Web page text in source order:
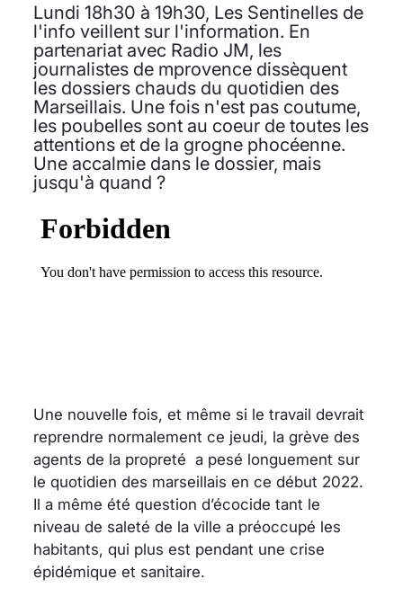
Lundi 18h30 à 19h30, Les Sentinelles de
l'info veillent sur l'information. En
partenariat avec Radio JM, les
journalistes de mprovence dissèquent
les dossiers chauds du quotidien des
Marseillais. Une fois n'est pas coutume,
les poubelles sont au coeur de toutes les
attentions et de la grogne phocéenne.
Une accalmie dans le dossier, mais
jusqu'à quand ?
Une nouvelle fois, et même si le travail devrait
reprendre normalement ce jeudi, la grève des
agents de la propreté a pesé longuement sur
le quotidien des marseillais en ce début 2022.
Il a même été question d’écocide tant le
niveau de saleté de la ville a préoccupé les
habitants, qui plus est pendant une crise
épidémique et sanitaire.